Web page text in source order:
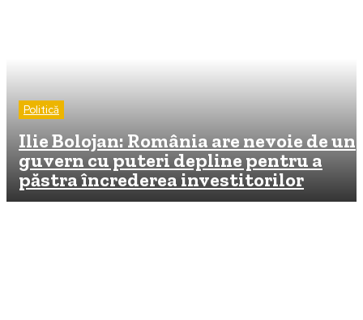
Politică
Ilie Bolojan: România are nevoie de un
guvern cu puteri depline pentru a
păstra încrederea investitorilor